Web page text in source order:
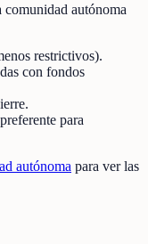
comunidad autónoma
restrictivos).
con fondos
para
autónoma para ver las